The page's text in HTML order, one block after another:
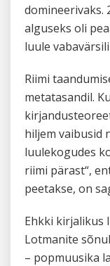
domineerivaks.
alguseks oli
luule
Riimi
metatasandil.
hiljem vaibusid
luulekogudes
riimi pärast“,
peetakse, on
Ehkki kirjalikus
Lotmanite
– popmuusika